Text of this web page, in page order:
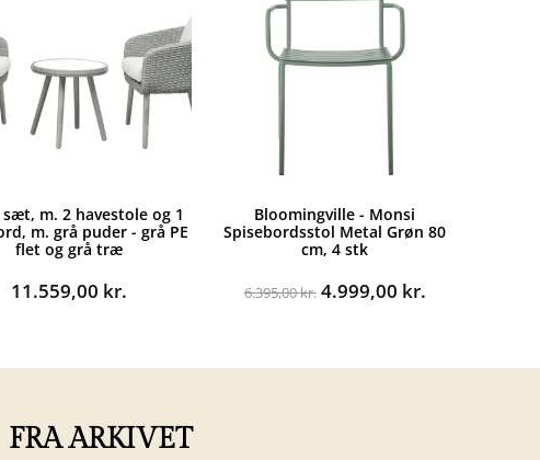
m. 2 havestole og 1
m. grå puder - grå PE
flet og grå træ
11.559,00 kr.
Bloomingville - Monsi
Spisebordsstol Metal Grøn 80
cm, 4 stk
6.395,00kr. Den
4.999,00 kr.Den
FRA ARKIVET